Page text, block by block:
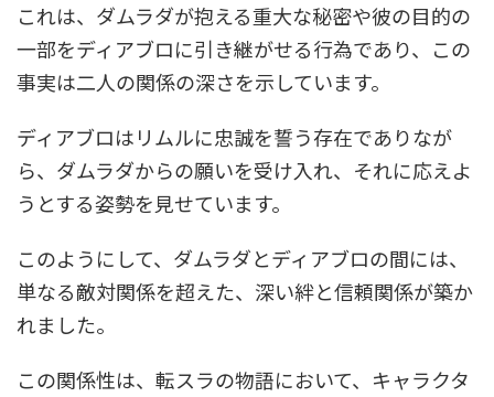
これは、ダムラダが抱える重大な秘密や彼の目的の
一部をディアブロに引き継がせる行為であり、この
事実は二人の関係の深さを示しています。
ディアブロはリムルに忠誠を誓う存在でありなが
ら、ダムラダからの願いを受け入れ、それに応えよ
うとする姿勢を見せています。
このようにして、ダムラダとディアブロの間には、
単なる敵対関係を超えた、深い絆と信頼関係が築か
れました。
この関係性は、転スラの物語において、キャラクタ